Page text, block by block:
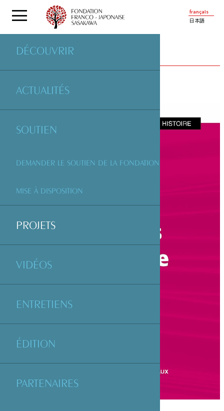
français
日本語
DÉCOUVRIR
ACTUALITÉS
SOUTIEN
DEMANDER LE SOUTIEN DE LA FONDATION
MISE À DISPOSITION
PROJETS
VIDÉOS
ENTRETIENS
ÉDITION
PARTENAIRES
PROJETSSOUTENUS PAR LA FONDATION